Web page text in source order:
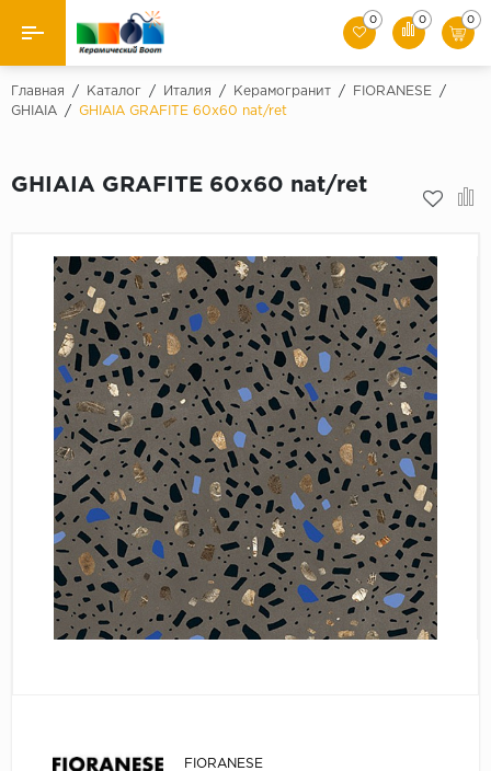
Назад
Керамическая плитка
Мозаики
Искусственный камень
Клинкер
0 0 0
Главная / Каталог / Италия / Керамогранит / FIORANESE
/
GHIAIA
/ GHIAIA GRAFITE 60x60 nat/ret
GHIAIA GRAFITE 60x60 nat/ret
FIORANESE